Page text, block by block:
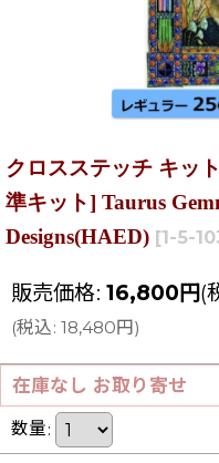
クロスステッチ キッ
準キット] Taurus
Designs(HAED) [1-5-
販売価格: 16,800 円(
(税込: 18,480円 )
在庫なし お取り寄せ
数量: